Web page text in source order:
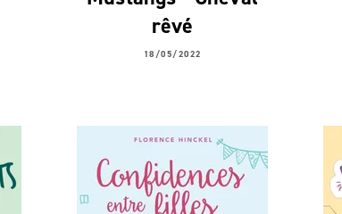
rêvé
18/05/2022